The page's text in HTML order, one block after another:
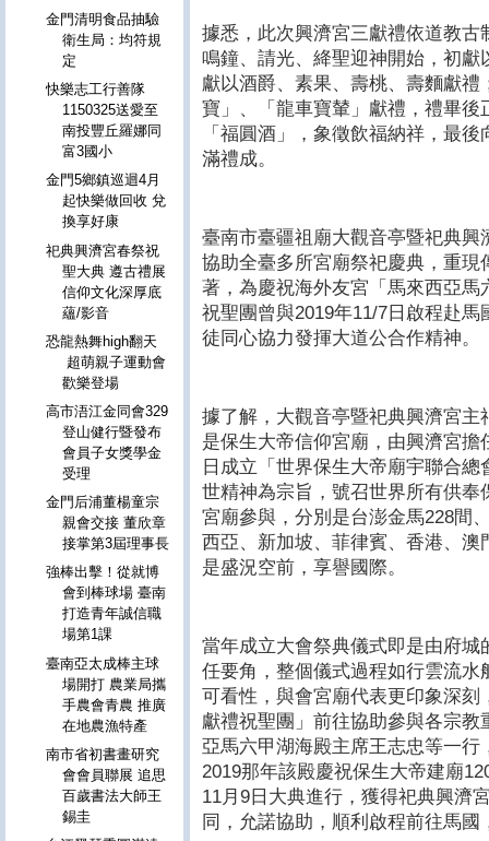
據悉，此次興濟宮三獻禮依道教
鳴鐘、請光、絳聖迎神開始，初
獻以酒爵、素果、壽桃、壽麵獻
寶」、「龍車寶輦」獻禮，禮畢
「福圓酒」，象徵飲福納祥，最
滿禮成。
臺南市臺疆祖廟大觀音亭暨祀典
協助全臺多所宮廟祭祀慶典，重
著，為慶祝海外友宮「馬來西亞
祝聖團曾與2019年11/7日啟程赴
徒同心協力發揮大道公合作精神。
據了解，大觀音亭暨祀典興濟宮
是保生大帝信仰宮廟，由興濟宮
日成立「世界保生大帝廟宇聯合
世精神為宗旨，號召世界所有供
宮廟參與，分別是台澎金馬228間
西亞、新加坡、菲律賓、香港、
是盛況空前，享譽國際。
當年成立大會祭典儀式即是由府
任要角，整個儀式過程如行雲流
可看性，與會宮廟代表更印象深
獻禮祝聖團」前往協助參與各宗
亞馬六甲湖海殿主席王志忠等一
2019那年該殿慶祝保生大帝建廟
11月9日大典進行，獲得祀典興濟
同，允諾協助，順利啟程前往馬國
金門清明食品抽驗
衛生局：均符規
定
快樂志工行善隊
1150325送愛至
南投豐丘羅娜同
富3國小
金門5鄉鎮巡迴4月
起快樂做回收 兌
換享好康
祀典興濟宮春祭祝
聖大典 遵古禮展
信仰文化深厚底
蘊/影音
恐龍熱舞high翻天
超萌親子運動會
歡樂登場
高市浯江金同會329
登山健行暨發布
會員子女獎學金
受理
金門后浦董楊童宗
親會交接 董欣章
接掌第3屆理事長
強棒出擊！從就博
會到棒球場 臺南
打造青年誠信職
場第1課
臺南亞太成棒主球
場開打 農業局攜
手農會青農 推廣
在地農漁特產
南市省初書畫研究
會會員聯展 追思
百歲書法大師王
錫圭